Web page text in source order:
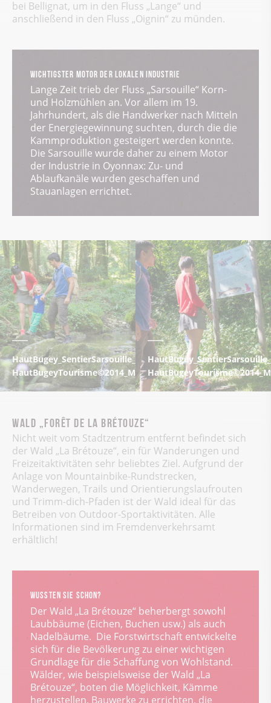
bei Bellignat, um in den Fluss „Lange“ und
anschließend in den Fluss „Oignin“ zu münden.
WICHTIGSTER MOTOR DER LOKALEN INDUSTRIE
Lange Zeit trieb der Fluss „Sarsouille“ Korn-
und Holzmühlen an. Vor allem im 19.
Jahrhundert, als die Handwerker nach Mitteln
der Energiegewinnung suchten, durch die die
Kammproduktion gesteigert werden konnte.
Die Sarsouille wurde daher zu einem Motor
der Industrie in Oyonnax: Zu- und
Ablaufkanäle wurden geschaffen und
Stauanlagen errichtet.
HautBugey_SentierSarsouille_MC_004 -
HautBugeyTourisme©2014_MarcChatelain
WALD „FORÊT DE LA BRÉTOUZE“
Nicht weit vom Stadtzentrum entfernt befindet sich
der Wald „La Brétouze“, ein für Wanderungen und
Freizeitaktivitäten sehr beliebtes Ziel. Aufgrund der
Anlage von Mountainbike-Rundstrecken,
Wanderwegen, Trails und Orientierungslaufrouten
und Trimm-dich-Pfaden ist der Wald ideal für das
Betreiben von Outdoor-Sportaktivitäten. Alle
Informationen sind im Fremdenverkehrsamt
erhältlich!
WUSSTEN SIE SCHON?
Der Wald „La Brétouze“ beherbergt sowohl
Laubbäume (Eichen, Buchen usw.) als auch
Nadelbäume. Die Forstwirtschaft entwickelte
sich für die Bevölkerung zu einer wichtigen
Grundlage für die Schaffung von Wohlstand.
Wälder, wie beispielsweise der Wald „La
Brétouze“, boten die Möglichkeit, Kämme
herzustellen, Bauwerke zu errichten, die